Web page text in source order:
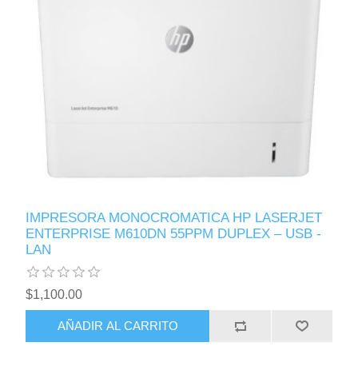
IMPRESORA MONOCROMATICA HP LASERJET
ENTERPRISE M610DN 55PPM DUPLEX – USB -
LAN
$1,100.00
AÑADIR AL CARRITO